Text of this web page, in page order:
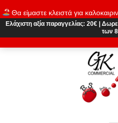
Θα είμαστε κλειστά για
παραγγελίες θα εκτελούνται
to
content
Ελάχιστη αξία παραγγελίας: 20€
των